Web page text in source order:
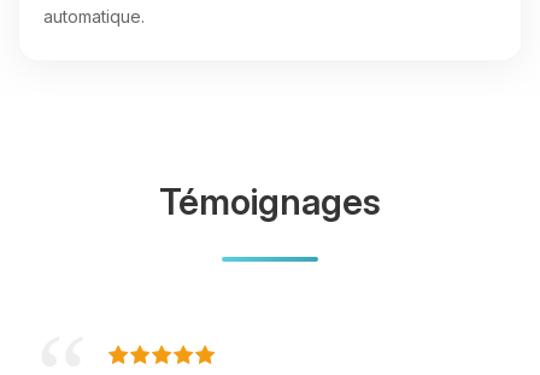
automatique.
Témoignages